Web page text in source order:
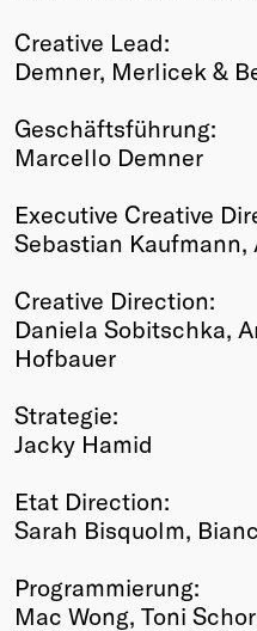
Creative Lead:
Demner, Merlicek &
Geschäftsführung:
Marcello Demner
Executive Creative
Sebastian Kaufmann,
Creative Direction:
Daniela Sobitschka,
Hofbauer
Strategie:
Jacky Hamid
Etat Direction:
Sarah Bisquolm,
Programmierung:
Mac Wong, Toni